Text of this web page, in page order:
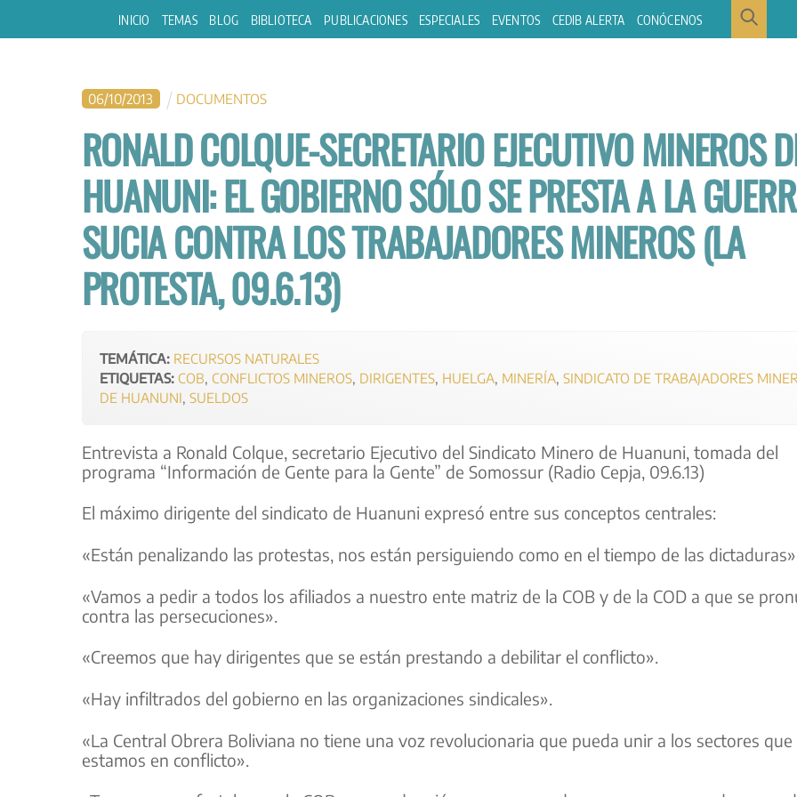
INICIO TEMAS BLOG BIBLIOTECA PUBLICACIONES ESPECIALES EVENTOS CEDIB ALERTA CONÓCENOS
06/10/2013 DOCUMENTOS
RONALD COLQUE-SECRETARIO EJECUTIVO MINEROS
HUANUNI: EL GOBIERNO SÓLO SE PRESTA A LA
SUCIA CONTRA LOS TRABAJADORES MINEROS (LA
PROTESTA, 09.6.13)
TEMÁTICA: RECURSOS NATURALES
ETIQUETAS: COB CONFLICTOS MINEROS, DIRIGENTES, HUELGA MINERÍA, SINDICATO DE TRABAJADORES
DE HUANUNI SUELDOS
Entrevista a Ronald Colque, secretario Ejecutivo del Sindicato Minero de Huanuni, tomada del
programa “Información de Gente para la Gente” de Somossur (Radio Cepja, 09.6.13)
El máximo dirigente del sindicato de Huanuni expresó entre sus conceptos centrales:
«Están penalizando las protestas, nos están persiguiendo como en el tiempo de las
«Vamos a pedir a todos los afiliados a nuestro ente matriz de la COB y de la COD a que se
contra las persecuciones».
«Creemos que hay dirigentes que se están prestando a debilitar el conflicto».
«Hay infiltrados del gobierno en las organizaciones sindicales».
«La Central Obrera Boliviana no tiene una voz revolucionaria que pueda unir a los sectores que
estamos en conflicto».